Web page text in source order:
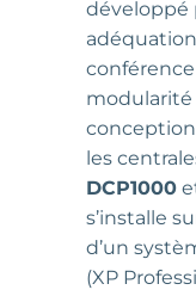
développé
modularité
les
DCP1000
s’installe
d’un
(XP